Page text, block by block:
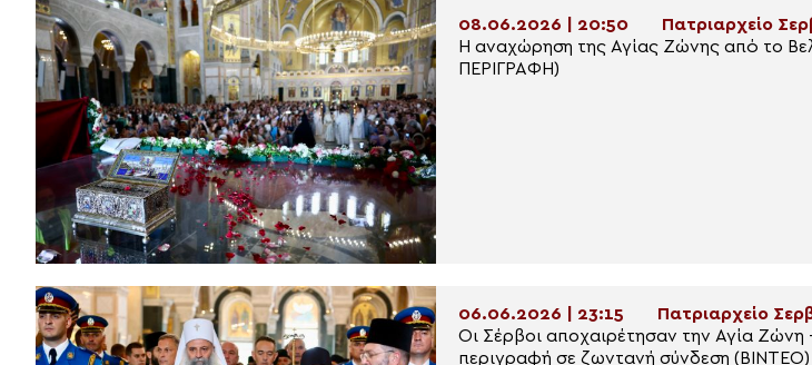
08.06.2026 | 20:50
Πατριαρχείο
Η αναχώρηση της Αγίας Ζώνης από το
ΠΕΡΙΓΡΑΦΗ)
06.06.2026 | 23:15
Πατριαρχείο
Οι Σέρβοι αποχαιρέτησαν την Αγία Ζώνη
περιγραφή σε ζωντανή σύνδεση (ΒΙΝΤΕΟ)